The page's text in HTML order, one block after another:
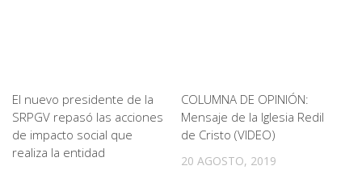
El nuevo presidente de la
SRPGV repasó las acciones
de impacto social que
realiza la entidad
COLUMNA DE OPINIÓN:
Mensaje de la Iglesia Redil
de Cristo (VIDEO)
20 AGOSTO, 2019